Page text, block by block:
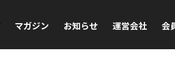
マガジン お知らせ 運営会社 会